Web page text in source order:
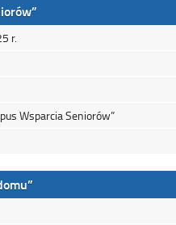
r.
Wsparcia Seniorów”